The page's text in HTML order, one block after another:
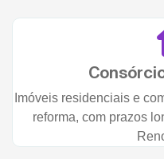
Imóveis residenciais e
reforma, com prazos